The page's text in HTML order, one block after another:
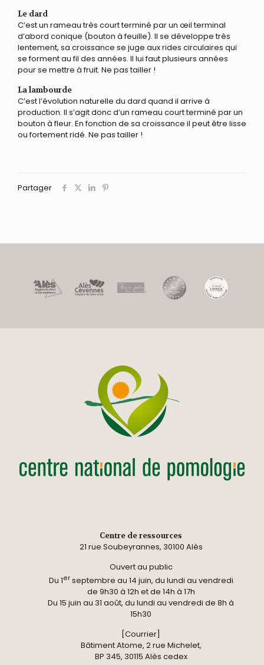
Le dard
C’est un rameau très court terminé par un œil terminal
d’abord conique (bouton à feuille). Il se développe très
lentement, sa croissance se juge aux rides circulaires qui
se forment au fil des années. Il lui faut plusieurs années
pour se mettre à fruit. Ne pas tailler !
La lambourde
C’est l’évolution naturelle du dard quand il arrive à
production. Il s’agit donc d’un rameau court terminé par un
bouton à fleur. En fonction de sa croissance il peut être lisse
ou fortement ridé. Ne pas tailler !
Partager
Centre de ressources
21 rue Soubeyrannes, 30100 Alès
Ouvert au public
Du 1erseptembre au 14 juin, du lundi au vendredi
de 9h30 à 12h et de 14h à 17h
Du 15 juin au 31 août, du lundi au vendredi de 8h à
15h30
[Courrier]
Bâtiment Atome, 2 rue Michelet,
BP 345, 30115 Alès cedex